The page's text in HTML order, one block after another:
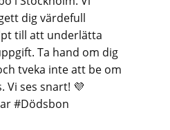
dig värdefull
till att underlätta
Ta hand om dig
tveka inte att be om
Vi ses snart! 💜
#Dödsbon